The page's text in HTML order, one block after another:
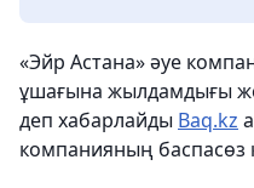
«Эйр Астана» әуе
ұшағына жылдамдығы
деп хабарлайды Baq.kz
компанияның баспасөз